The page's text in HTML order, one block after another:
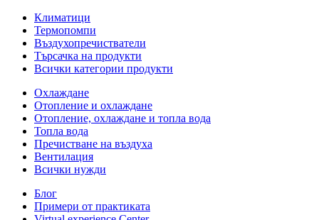
Климатици
Термопомпи
Въздухопречистватели
Търсачка на продукти
Всички категории продукти
Охлаждане
Отопление и охлаждане
Отопление, охлаждане и топла вода
Топла вода
Пречистване на въздуха
Вентилация
Всички нужди
Блог
Примери от практиката